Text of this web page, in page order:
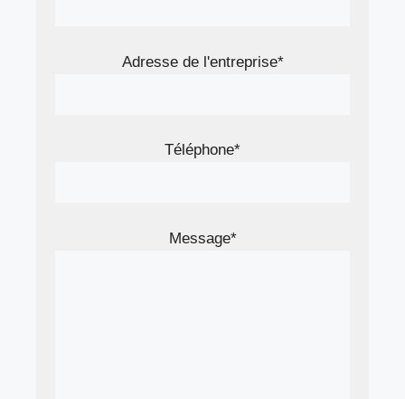
Adresse de l'entreprise*
Téléphone*
Message*